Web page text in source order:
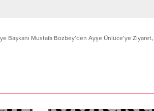
Başkanı Mustafa Bozbey’den Ayşe Ünlüce’ye Ziyaret,